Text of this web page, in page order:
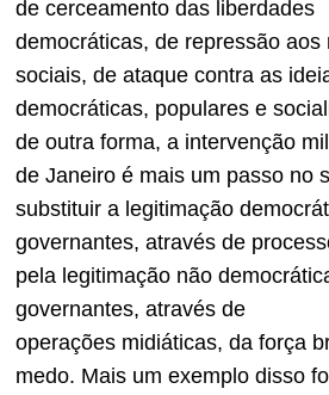
de cerceamento das liberdades
democráticas, de repressão aos
sociais, de ataque contra as
democráticas, populares e
de outra forma, a intervenção
de Janeiro é mais um passo no
substituir a legitimação
governantes, através de
pela legitimação não
governantes, através de
operações midiáticas, da força
medo. Mais um exemplo disso